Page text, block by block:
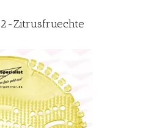
Zitrusfruechte